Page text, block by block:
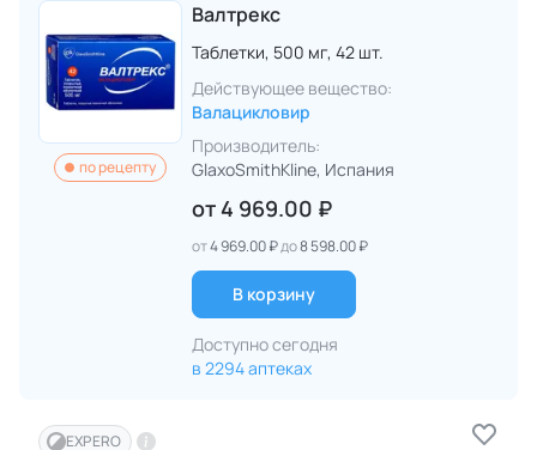
по рецепту
Валтрекс
Таблетки, 500 мг, 42 шт.
Действующее вещество:
Валацикловир
Производитель:
GlaxoSmithKline, Испания
от 4 969.00 ₽
от4 969.00 ₽до8 598.00 ₽
В корзину
Доступно сегодня
в 2294 аптеках
EXPERO